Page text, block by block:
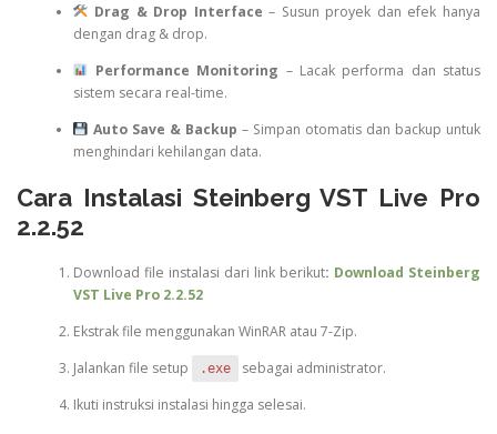
Drag & Drop Interface – Susun proyek dan efek hanya
dengan drag & drop.
Performance Monitoring – Lacak performa dan status
sistem secara real-time.
Auto Save & Backup – Simpan otomatis dan backup untuk
menghindari kehilangan data.
Cara Instalasi Steinberg VST Live Pro
2.2.52
Download file instalasi dari link berikut: Download Steinberg
VST Live Pro 2.2.52
Ekstrak file menggunakan WinRAR atau 7-Zip.
Jalankan file setup
.exe
sebagai administrator.
Ikuti instruksi instalasi hingga selesai.